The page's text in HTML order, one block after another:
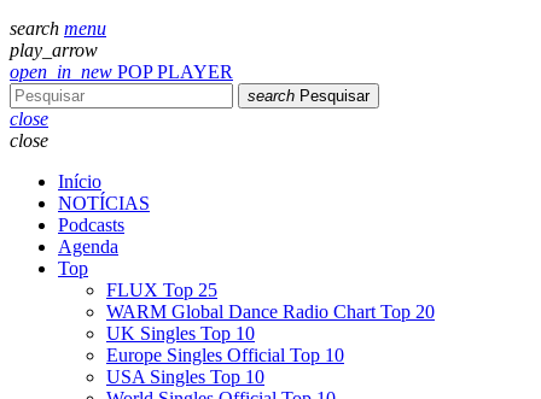
search menu
play_arrow
open_in_new POP PLAYER
search Pesquisar
close
close
Início
NOTÍCIAS
Podcasts
Agenda
Top
FLUX Top 25
WARM Global Dance Radio Chart Top 20
UK Singles Top 10
Europe Singles Official Top 10
USA Singles Top 10